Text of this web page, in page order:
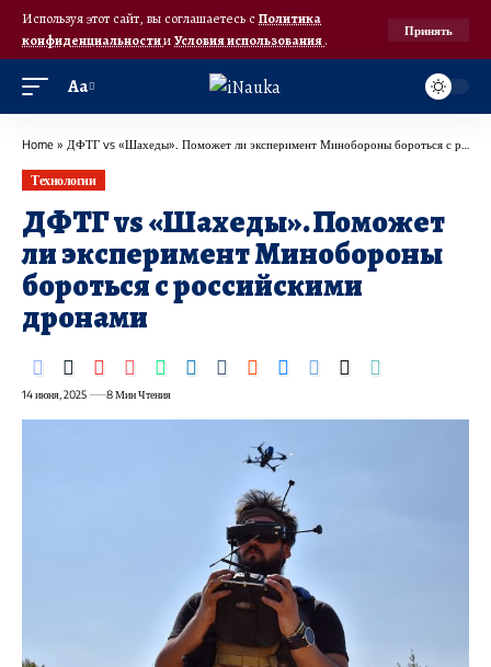
Используя этот сайт, вы соглашаетесь с Политика
конфиденциальностииУсловия использования.
Принять
Аа
Home » ДФТГ vs «Шахеды». Поможет ли эксперимент Минобороны бороться с российскими дронами
Технологии
ДФТГ vs «Шахеды». Поможет
ли эксперимент Минобороны
бороться с российскими
дронами
14 июня, 2025 8 Мин Чтения